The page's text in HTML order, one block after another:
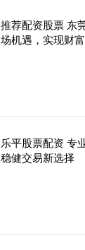
推荐配资股票 东
场机遇，实现财
乐平股票配资 专
稳健交易新选择